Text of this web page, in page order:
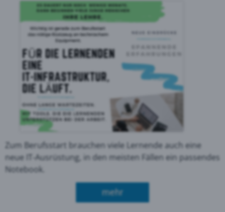
Zum Berufsstart brauchen viele Lernende auch eine
neue IT-Ausrüstung, in den meisten Fällen ein passendes
Notebook.
mehrüber Aktion "Start ins